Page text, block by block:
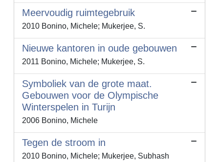
Meervoudig ruimtegebruik
2010 Bonino, Michele; Mukerjee, S.
Nieuwe kantoren in oude gebouwen
2011 Bonino, Michele; Mukerjee, S.
Symboliek van de grote maat.
Gebouwen voor de Olympische
Winterspelen in Turijn
2006 Bonino, Michele
Tegen de stroom in
2010 Bonino, Michele; Mukerjee, Subhash